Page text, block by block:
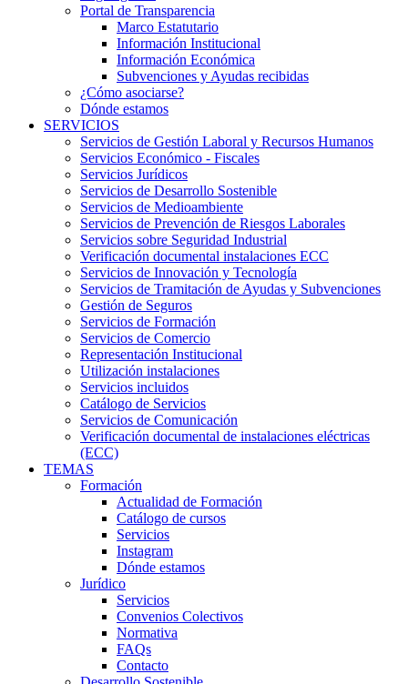
Portal de Transparencia
Marco Estatutario
Información Institucional
Información Económica
Subvenciones y Ayudas recibidas
¿Cómo asociarse?
Dónde estamos
SERVICIOS
Servicios de Gestión Laboral y Recursos Humanos
Servicios Económico - Fiscales
Servicios Jurídicos
Servicios de Desarrollo Sostenible
Servicios de Medioambiente
Servicios de Prevención de Riesgos Laborales
Servicios sobre Seguridad Industrial
Verificación documental instalaciones ECC
Servicios de Innovación y Tecnología
Servicios de Tramitación de Ayudas y Subvenciones
Gestión de Seguros
Servicios de Formación
Servicios de Comercio
Representación Institucional
Utilización instalaciones
Servicios incluidos
Catálogo de Servicios
Servicios de Comunicación
Verificación documental de instalaciones eléctricas
(ECC)
TEMAS
Formación
Actualidad de Formación
Catálogo de cursos
Servicios
Instagram
Dónde estamos
Jurídico
Servicios
Convenios Colectivos
Normativa
FAQs
Contacto